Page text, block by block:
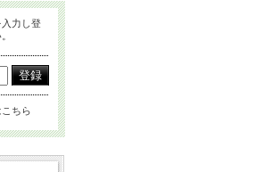
力し登
ちら